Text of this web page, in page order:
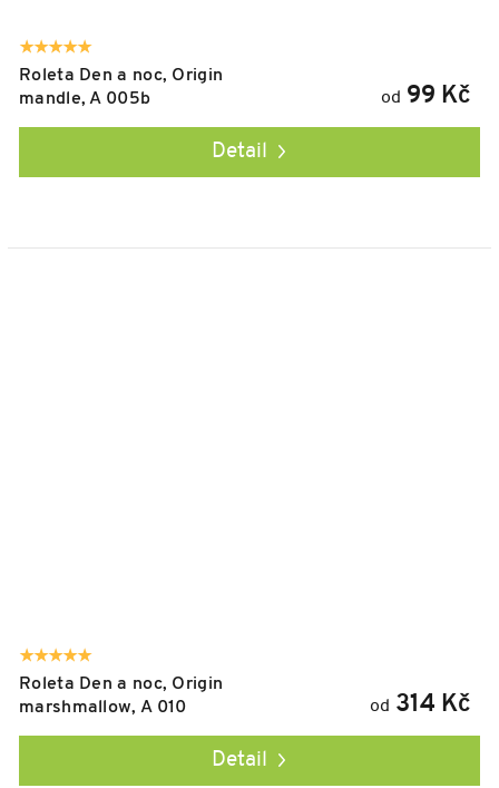
Roleta Den a noc, Origin
mandle, A 005b
od 99 Kč
Detail
Roleta Den a noc, Origin
marshmallow, A 010
od 314 Kč
Detail